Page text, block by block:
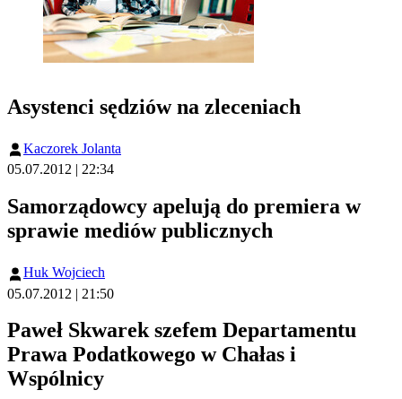
Asystenci sędziów na zleceniach
Kaczorek Jolanta
05.07.2012 | 22:34
Samorządowcy apelują do premiera w
sprawie mediów publicznych
Huk Wojciech
05.07.2012 | 21:50
Paweł Skwarek szefem Departamentu
Prawa Podatkowego w Chałas i
Wspólnicy